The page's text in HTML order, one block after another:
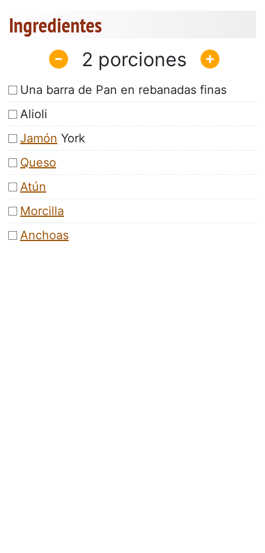
Ingredientes
2
Una barra de Pan en rebanadas finas
Alioli
Jamón York
Queso
Atún
Morcilla
Anchoas